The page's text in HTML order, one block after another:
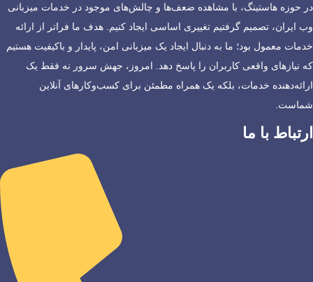
در حوزه هاستینگ، با مشاهده ضعف‌ها و چالش‌های موجود در خدمات میزبانی
وب ایران، تصمیم گرفتیم تغییری اساسی ایجاد کنیم. هدف ما فراتر از ارائه
خدمات معمول بود؛ ما به دنبال ایجاد یک میزبانی امن، پایدار و باکیفیت هستیم
که نیازهای واقعی کاربران را پاسخ دهد. امروز، جهش سرور نه فقط یک
ارائه‌دهنده خدمات، بلکه یک همراه مطمئن برای کسب‌وکارهای آنلاین
شماست.
ارتباط با ما